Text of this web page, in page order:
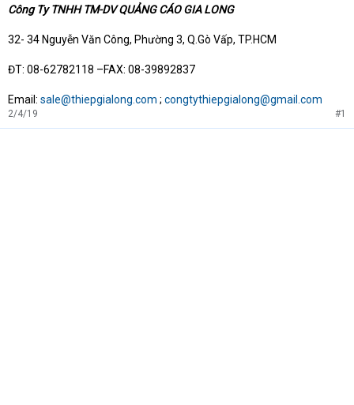
Công Ty TNHH TM-DV QUẢNG CÁO GIA LONG
32- 34 Nguyễn Văn Công, Phường 3, Q.Gò Vấp, TP.HCM
ĐT: 08-62782118 –FAX: 08-39892837
Email: sale@thiepgialong.com ; congtythiepgialong@gmail.com
2/4/19 #1